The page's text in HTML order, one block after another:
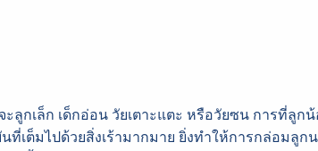
ะลูกเล็ก เด็กอ่อน วัยเตาะแตะ หรือวัยซน การที่ลู
ต็มไปด้วยสิ่งเร้ามากมาย ยิ่งทำให้การกล่อมลูก